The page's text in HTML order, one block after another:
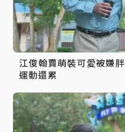
江俊翰賣萌裝可愛被嫌胖 曝幕後辛酸演戲比
運動還累